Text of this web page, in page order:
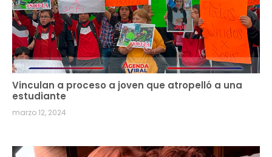
Vinculan a proceso a joven que atropelló a una
estudiante
marzo 12, 2024